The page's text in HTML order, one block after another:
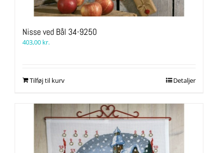
Nisse ved Bål 34-9250
403,00 kr.
Tilføj til kurv Detaljer